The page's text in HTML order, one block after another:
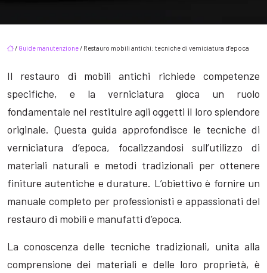
/ Guide manutenzione/ Restauro mobili antichi: tecniche di verniciatura d’epoca
Il restauro di mobili antichi richiede competenze
specifiche, e la verniciatura gioca un ruolo
fondamentale nel restituire agli oggetti il loro splendore
originale. Questa guida approfondisce le tecniche di
verniciatura d’epoca, focalizzandosi sull’utilizzo di
materiali naturali e metodi tradizionali per ottenere
finiture autentiche e durature. L’obiettivo è fornire un
manuale completo per professionisti e appassionati del
restauro di mobili e manufatti d’epoca.
La conoscenza delle tecniche tradizionali, unita alla
comprensione dei materiali e delle loro proprietà, è